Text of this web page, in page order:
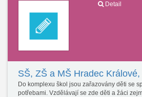
Detail
SŠ, ZŠ a MŠ Hradec
Do komplexu škol jsou zařazovány děti se
potřebami. Vzdělávají se zde děti a žáci